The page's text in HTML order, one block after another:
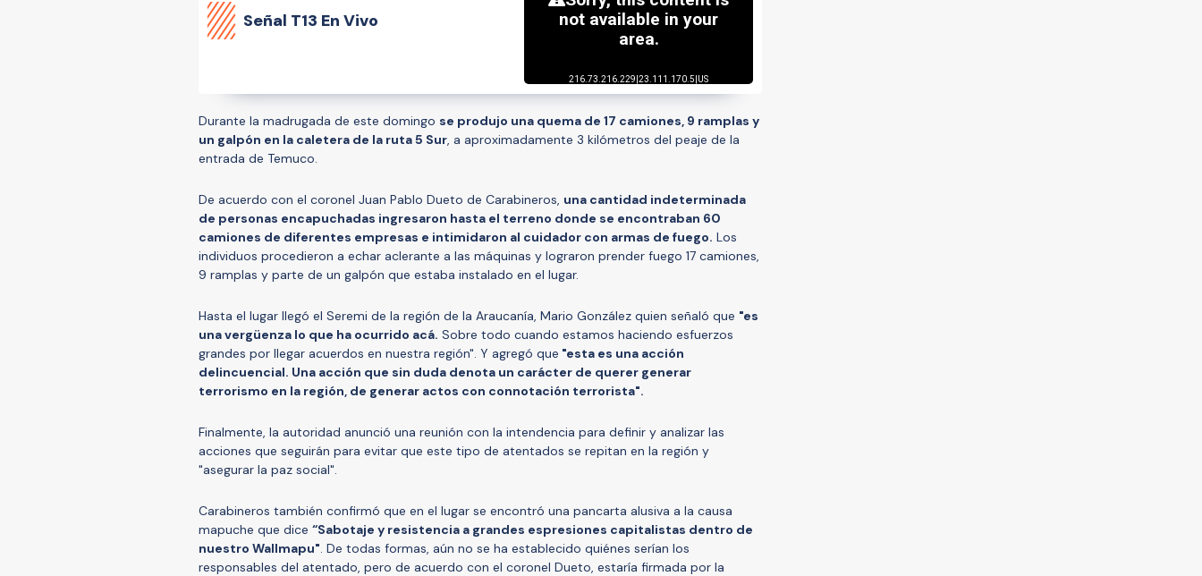
Señal T13 En Vivo
Durante la madrugada de este domingo se produjo una quema de 17 camiones, 9 ramplas y
un galpón en la caletera de la ruta 5 Sur, a aproximadamente 3 kilómetros del peaje de la
entrada de Temuco.
De acuerdo con el coronel Juan Pablo Dueto de Carabineros, una cantidad indeterminada
de personas encapuchadas ingresaron hasta el terreno donde se encontraban 60
camiones de diferentes empresas e intimidaron al cuidador con armas de fuego. Los
individuos procedieron a echar aclerante a las máquinas y lograron prender fuego 17 camiones,
9 ramplas y parte de un galpón que estaba instalado en el lugar.
Hasta el lugar llegó el Seremi de la región de la Araucanía, Mario González quien señaló que "es
una vergüenza lo que ha ocurrido acá. Sobre todo cuando estamos haciendo esfuerzos
grandes por llegar acuerdos en nuestra región". Y agregó que "esta es una acción
delincuencial. Una acción que sin duda denota un carácter de querer generar
terrorismo en la región, de generar actos con connotación terrorista".
Finalmente, la autoridad anunció una reunión con la intendencia para definir y analizar las
acciones que seguirán para evitar que este tipo de atentados se repitan en la región y
"asegurar la paz social".
Carabineros también confirmó que en el lugar se encontró una pancarta alusiva a la causa
mapuche que dice “Sabotaje y resistencia a grandes espresiones capitalistas dentro de
nuestro Wallmapu". De todas formas, aún no se ha establecido quiénes serían los
responsables del atentado, pero de acuerdo con el coronel Dueto, estaría firmada por la